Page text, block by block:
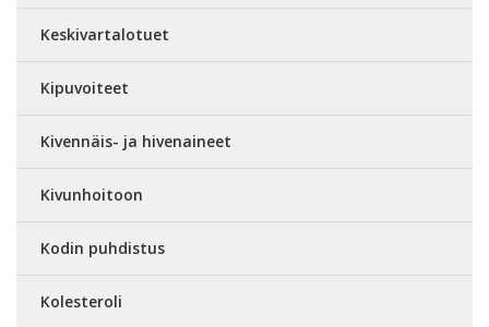
Keskivartalotuet
Kipuvoiteet
Kivennäis- ja hivenaineet
Kivunhoitoon
Kodin puhdistus
Kolesteroli